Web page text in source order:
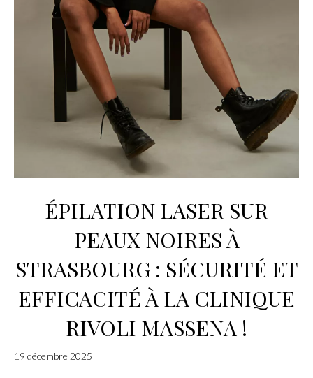
ÉPILATION LASER SUR
PEAUX NOIRES À
STRASBOURG : SÉCURITÉ ET
EFFICACITÉ À LA CLINIQUE
RIVOLI MASSENA !
19 décembre 2025